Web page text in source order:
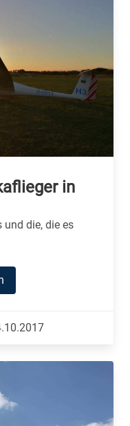
in
und die, die es